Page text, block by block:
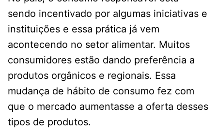
sendo incentivado por algumas iniciativas e
instituições e essa prática já vem
acontecendo no setor alimentar. Muitos
consumidores estão dando preferência a
produtos orgânicos e regionais. Essa
mudança de hábito de consumo fez com
que o mercado aumentasse a oferta desses
tipos de produtos.